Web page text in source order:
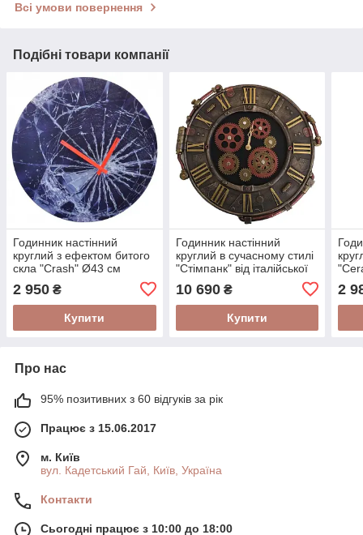
Всі умови повернення
Подібні товари компанії
Годинник настінний
круглий з ефектом битого
скла "Crash" Ø43 см
2 950 ₴
Купити
Годинник настінний
круглий в сучасному стилі
"Стімпанк" від італійської
компанії Italfama Ø37 см
10 690₴
Купити
2
Про нас
95% позитивних з 60 відгуків за рік
Працює з 15.06.2017
м. Київ
вул. Кадетський Гай, Київ, Україна
Контакти
Сьогодні працює з 10:00 до 18:00